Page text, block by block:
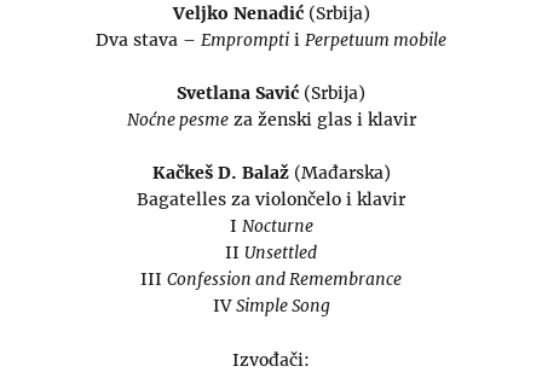
Veljko Nenadić(Srbija)
Dva stava – Emprompti i Perpetuum mobile
Svetlana Savić (Srbija)
Noćne pesmeza ženski glas i klavir
Kačkeš D. Balaž(Mađarska)
Bagatelles za violončelo i klavir
I Nocturne
II Unsettled
III Confession and Remembrance
IVSimple Song
Izvođači: